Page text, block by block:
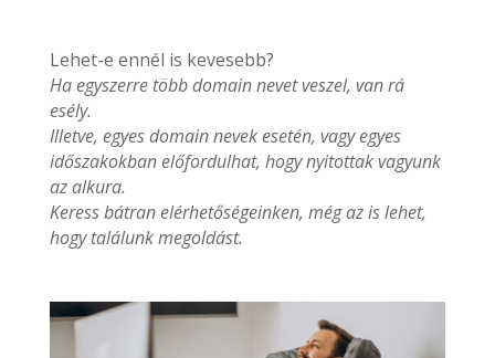
Lehet-e ennél is kevesebb?
Ha egyszerre több domain nevet veszel, van rá
esély.
Illetve, egyes domain nevek esetén, vagy egyes
időszakokban előfordulhat, hogy nyitottak vagyunk
az alkura.
Keress bátran elérhetőségeinken, még az is lehet,
hogy találunk megoldást.